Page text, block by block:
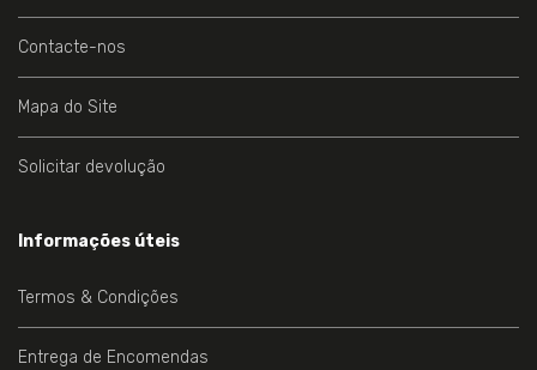
Contacte-nos
Mapa do Site
Solicitar devolução
Informações úteis
Termos & Condições
Entrega de Encomendas